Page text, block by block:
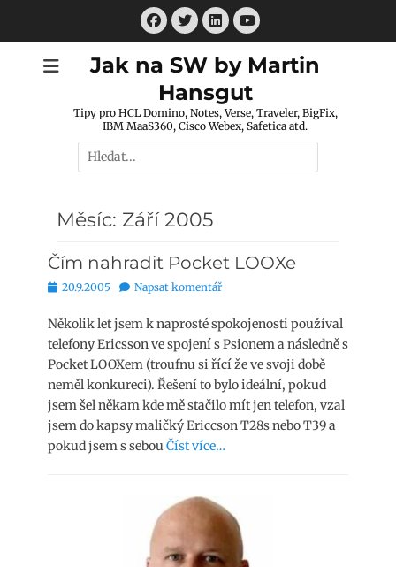
Facebook
Twitter
LinkedIn
Youtube
Jak na SW by Martin
Hansgut
Tipy pro HCL Domino, Notes, Verse, Traveler, BigFix,
IBM MaaS360, Cisco Webex, Safetica atd.
Hledat:
Měsíc: Září 2005
Čím nahradit Pocket LOOXe
Publikováno
20.9.2005 Napsat komentář
Několik let jsem k naprosté spokojenosti používal
telefony Ericsson ve spojení s Psionem a následně s
Pocket LOOXem (troufnu si řící že ve svoji době
neměl konkureci). Řešení to bylo ideální, pokud
jsem šel někam kde mě stačilo mít jen telefon, vzal
jsem do kapsy maličký Ericcson T28s nebo T39 a
pokud jsem s sebouČíst více…